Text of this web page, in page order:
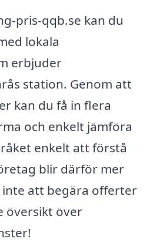
pris-qqb.se kan du
lokala
erbjuder
station. Genom att
kan du få in flera
och enkelt jämföra
enkelt att förstå
blir därför mer
att begära offerter
översikt över